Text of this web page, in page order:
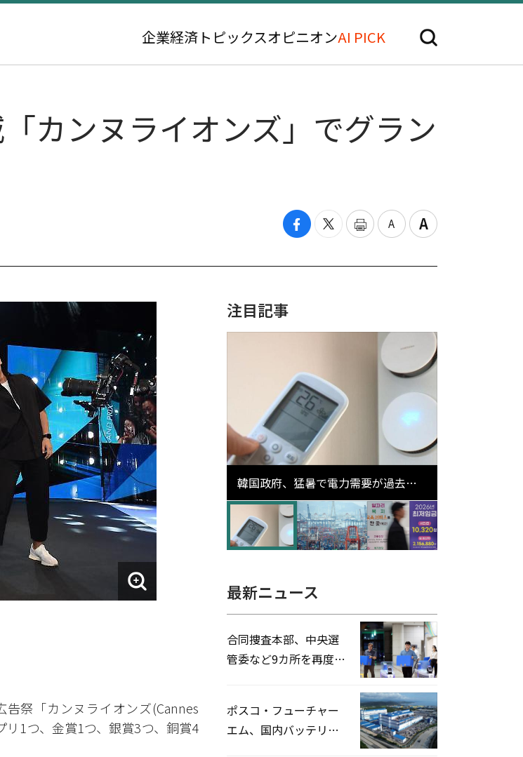
企業経済 トピックスオピニオンAI PICK
カンヌライオンズ」でグラン
祭「カンヌライオンズ(Cannes
1つ、金賞1つ、銀賞3つ、銅賞4
注目記事
韓国政府、猛暑で電力需要が過去最
高更新の可能性に需給対応体制を点
検
最新ニュース
合同捜査本部、中央選
管委など9カ所を再度家
ポスコ・フューチャー
エム、国内バッテリー